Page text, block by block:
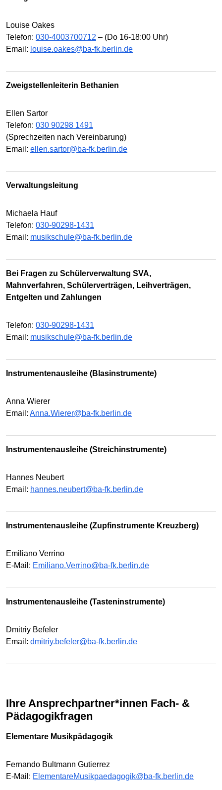
Louise Oakes
Telefon: 030-4003700712 – (Do 16-18:00 Uhr)
Email: louise.oakes@ba-fk.berlin.de
Zweigstellenleiterin Bethanien
Ellen Sartor
Telefon: 030 90298 1491
(Sprechzeiten nach Vereinbarung)
Email: ellen.sartor@ba-fk.berlin.de
Verwaltungsleitung
Michaela Hauf
Telefon: 030-90298-1431
Email: musikschule@ba-fk.berlin.de
Bei Fragen zu Schülerverwaltung SVA,
Mahnverfahren, Schülerverträgen, Leihverträgen,
Entgelten und Zahlungen
Telefon: 030-90298-1431
Email: musikschule@ba-fk.berlin.de
Instrumentenausleihe (Blasinstrumente)
Anna Wierer
Email: Anna.Wierer@ba-fk.berlin.de
Instrumentenausleihe (Streichinstrumente)
Hannes Neubert
Email: hannes.neubert@ba-fk.berlin.de
Instrumentenausleihe (Zupfinstrumente Kreuzberg)
Emiliano Verrino
E-Mail: Emiliano.Verrino@ba-fk.berlin.de
Instrumentenausleihe (Tasteninstrumente)
Dmitriy Befeler
Email: dmitriy.befeler@ba-fk.berlin.de
Ihre Ansprechpartner*innen Fach- &
Pädagogikfragen
Elementare Musikpädagogik
Fernando Bultmann Gutierrez
E-Mail: ElementareMusikpaedagogik@ba-fk.berlin.de